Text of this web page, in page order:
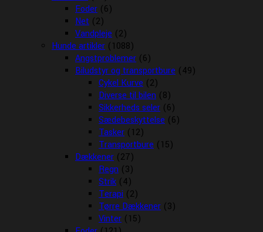
Foder (6)
Net (2)
Vandpleje (2)
Hunde artikler (1088)
Angstproblemer (6)
Biludstyr og transportbure (49)
Cykel Kurve (2)
Diverse til bilen (8)
Sikkerheds seler (6)
Sædebeskyttelse (6)
Tasker (12)
Transportbure (15)
Dækkener (27)
Regn (3)
Strik (4)
Terapi (2)
Tørre Dækkener (3)
Vinter (15)